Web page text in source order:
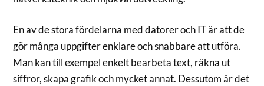
En av de stora fördelarna med datorer och IT är att de
gör många uppgifter enklare och snabbare att utföra.
Man kan till exempel enkelt bearbeta text, räkna ut
siffror, skapa grafik och mycket annat. Dessutom är det